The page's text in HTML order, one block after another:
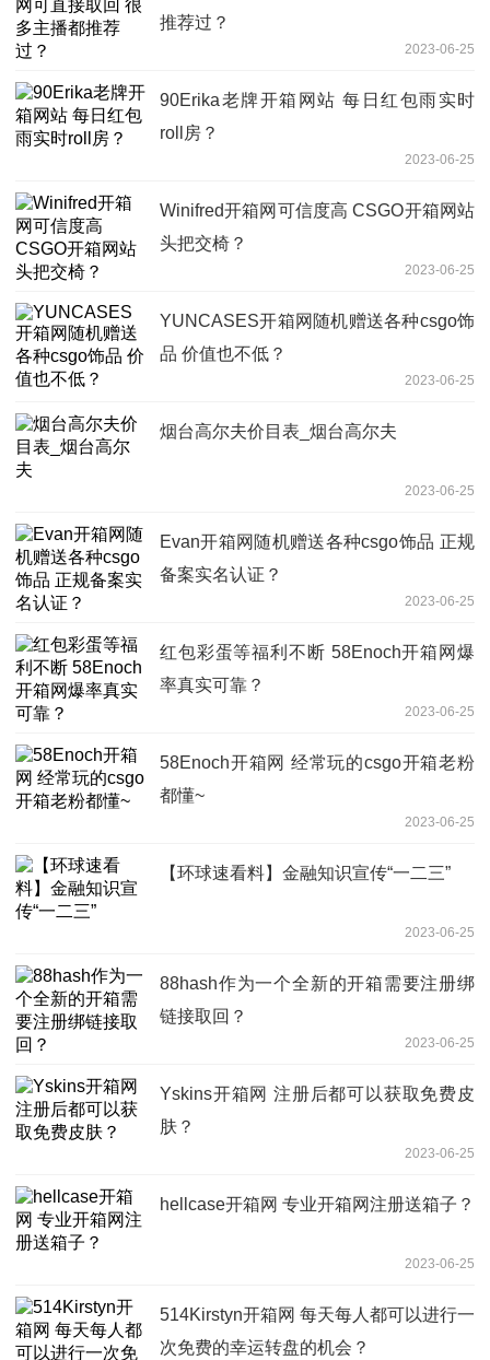
推荐过？
2023-06-25
90Erika老牌开箱网站 每日红包雨实时
roll房？
2023-06-25
Winifred开箱网可信度高 CSGO开箱网站
头把交椅？
2023-06-25
YUNCASES开箱网随机赠送各种csgo饰
品 价值也不低？
2023-06-25
烟台高尔夫价目表_烟台高尔夫
2023-06-25
Evan开箱网随机赠送各种csgo饰品 正规
备案实名认证？
2023-06-25
红包彩蛋等福利不断 58Enoch开箱网爆
率真实可靠？
2023-06-25
58Enoch开箱网 经常玩的csgo开箱老粉
都懂~
2023-06-25
【环球速看料】金融知识宣传“一二三”
2023-06-25
88hash作为一个全新的开箱需要注册绑
链接取回？
2023-06-25
Yskins开箱网 注册后都可以获取免费皮
肤？
2023-06-25
hellcase开箱网 专业开箱网注册送箱子？
2023-06-25
514Kirstyn开箱网 每天每人都可以进行一
次免费的幸运转盘的机会？